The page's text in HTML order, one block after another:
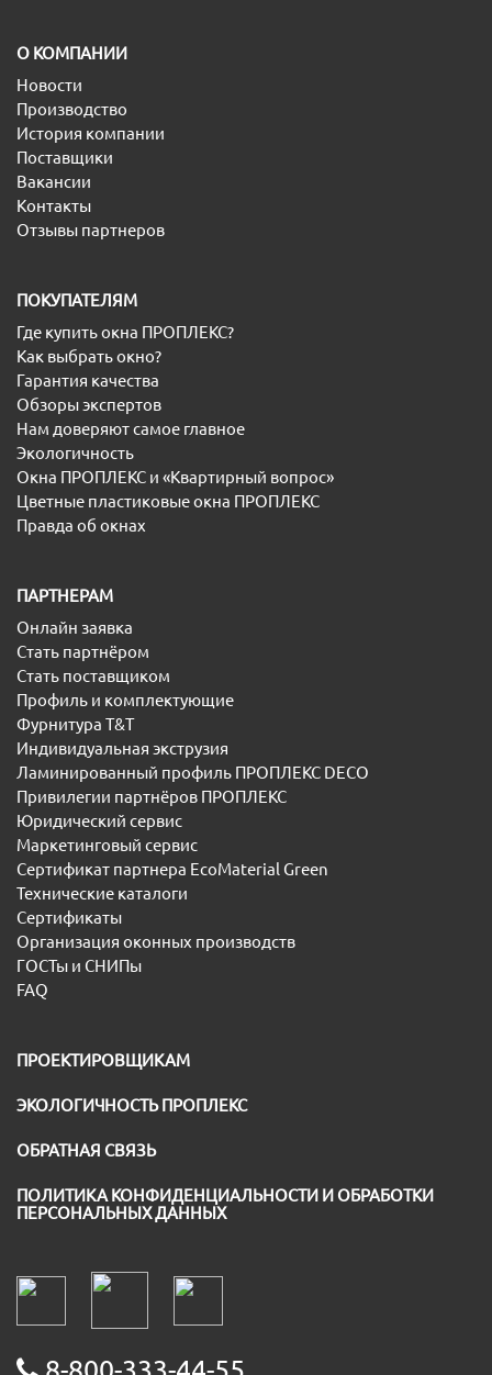
O КОМПАНИИ
Новости
Производство
История компании
Поставщики
Вакансии
Контакты
Отзывы партнеров
ПОКУПАТЕЛЯМ
Где купить окна ПРОПЛЕКС?
Как выбрать окно?
Гарантия качества
Обзоры экспертов
Нам доверяют самое главное
Экологичность
Окна ПРОПЛЕКС и «Квартирный вопрос»
Цветные пластиковые окна ПРОПЛЕКС
Правда об окнах
ПАРТНЕРАМ
Онлайн заявка
Стать партнёром
Стать поставщиком
Профиль и комплектующие
Фурнитура T&T
Индивидуальная экструзия
Ламинированный профиль ПРОПЛЕКС DECO
Привилегии партнёров ПРОПЛЕКС
Юридический сервис
Маркетинговый сервис
Сертификат партнера EcoMaterial Green
Технические каталоги
Сертификаты
Организация оконных производств
ГОСТы и СНИПы
FAQ
ПРОЕКТИРОВЩИКАМ
ЭКОЛОГИЧНОСТЬ ПРОПЛЕКС
ОБРАТНАЯ СВЯЗЬ
ПОЛИТИКА КОНФИДЕНЦИАЛЬНОСТИ И ОБРАБОТКИ
ПЕРСОНАЛЬНЫХ ДАННЫХ